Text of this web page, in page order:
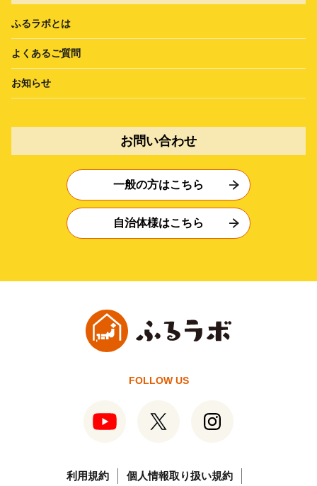
ふるラボとは
よくあるご質問
お知らせ
お問い合わせ
一般の方はこちら
自治体様はこちら
FOLLOW US
利用規約 個人情報取り扱い規約